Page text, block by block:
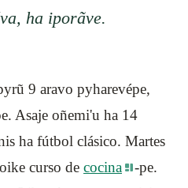
ha iporãve.
9 aravo pyharevépe,
Asaje oñemi'u ha 14
ha fútbol clásico. Martes
curso de cocina
-pe.